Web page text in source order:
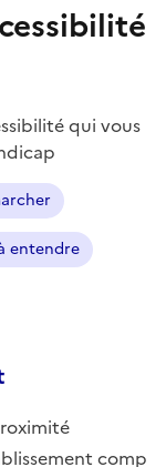
qui vous
entendre
comp